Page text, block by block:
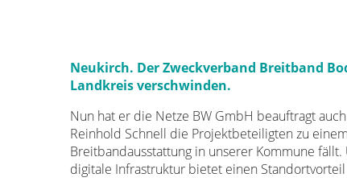
Neukirch. Der Zweckverband Breitband
Landkreis verschwinden.
Nun hat er die Netze BW GmbH beauftragt
Reinhold Schnell die Projektbeteiligten zu
Breitbandausstattung in unserer Kommune
digitale Infrastruktur bietet einen